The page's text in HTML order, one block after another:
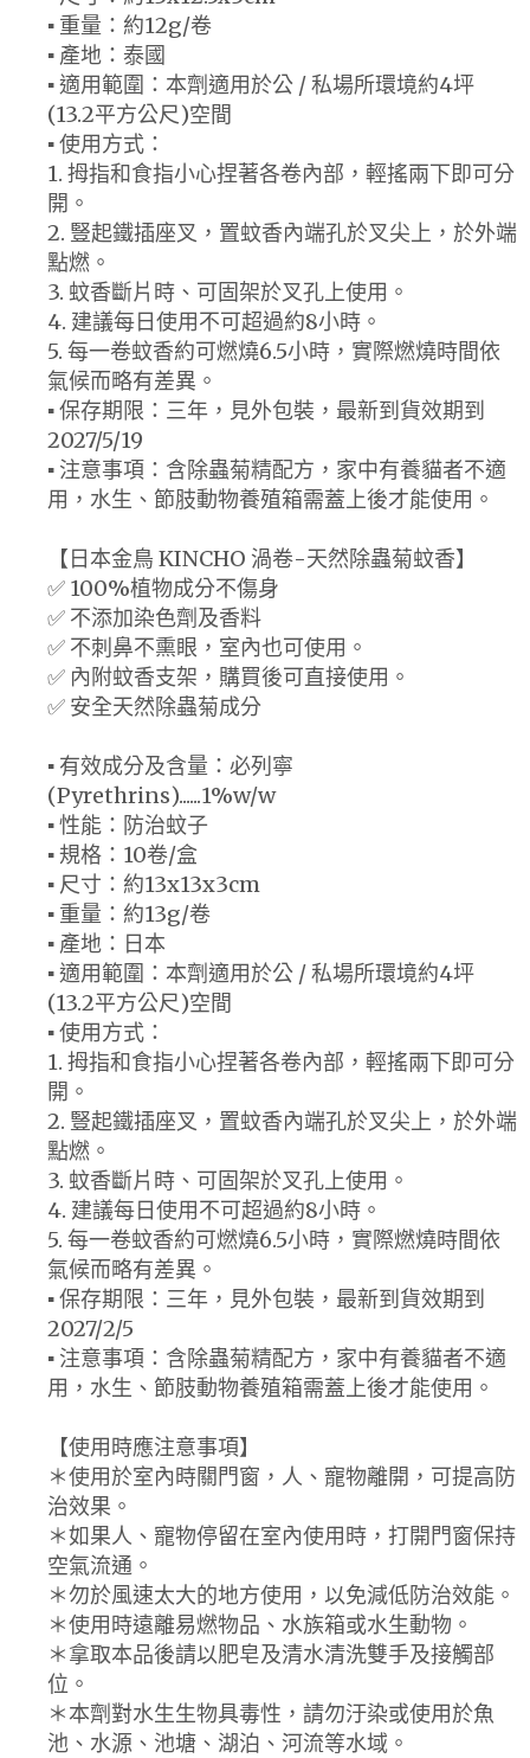
▪ 重量：約12g/卷
▪ 產地：泰國
▪ 適用範圍：本劑適用於公 / 私場所環境約4坪
(13.2平方公尺)空間
▪ 使用方式：
1. 拇指和食指小心捏著各卷內部，輕搖兩下即可分
開。
2. 豎起鐵插座叉，置蚊香內端孔於叉尖上，於外端
點燃。
3. 蚊香斷片時、可固架於叉孔上使用。
4. 建議每日使用不可超過約8小時。
5. 每一卷蚊香約可燃燒6.5小時，實際燃燒時間依
氣候而略有差異。
▪ 保存期限：三年，見外包裝，最新到貨效期到
2027/5/19
▪ 注意事項：含除蟲菊精配方，家中有養貓者不適
用，水生、節肢動物養殖箱需蓋上後才能使用。
【日本金鳥 KINCHO 渦卷-天然除蟲菊蚊香】
✅ 100%植物成分不傷身
✅ 不添加染色劑及香料
✅ 不刺鼻不熏眼，室內也可使用。
✅ 內附蚊香支架，購買後可直接使用。
✅ 安全天然除蟲菊成分
▪ 有效成分及含量：必列寧
(Pyrethrins)......1%w/w
▪ 性能：防治蚊子
▪ 規格：10卷/盒
▪ 尺寸：約13x13x3cm
▪ 重量：約13g/卷
▪ 產地：日本
▪ 適用範圍：本劑適用於公 / 私場所環境約4坪
(13.2平方公尺)空間
▪ 使用方式：
1. 拇指和食指小心捏著各卷內部，輕搖兩下即可分
開。
2. 豎起鐵插座叉，置蚊香內端孔於叉尖上，於外端
點燃。
3. 蚊香斷片時、可固架於叉孔上使用。
4. 建議每日使用不可超過約8小時。
5. 每一卷蚊香約可燃燒6.5小時，實際燃燒時間依
氣候而略有差異。
▪ 保存期限：三年，見外包裝，最新到貨效期到
2027/2/5
▪ 注意事項：含除蟲菊精配方，家中有養貓者不適
用，水生、節肢動物養殖箱需蓋上後才能使用。
【使用時應注意事項】
＊使用於室內時關門窗，人、寵物離開，可提高防
治效果。
＊如果人、寵物停留在室內使用時，打開門窗保持
空氣流通。
＊勿於風速太大的地方使用，以免減低防治效能。
＊使用時遠離易燃物品、水族箱或水生動物。
＊拿取本品後請以肥皂及清水清洗雙手及接觸部
位。
＊本劑對水生生物具毒性，請勿汙染或使用於魚
池、水源、池塘、湖泊、河流等水域。